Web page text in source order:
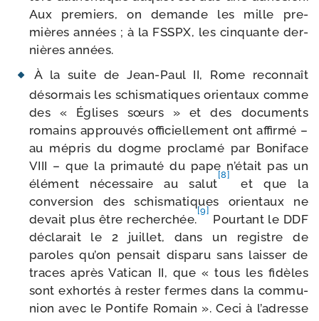
Aux pre­miers, on demande les mille pre­
mières années ; à la FSSPX, les cin­quante der­
nières années.
À la suite de Jean-​Paul II, Rome recon­naît
désor­mais les schis­ma­tiques orien­taux comme
des « Églises sœurs » et des docu­ments
romains approu­vés offi­ciel­le­ment ont affir­mé –
au mépris du dogme pro­cla­mé par Boniface
VIII – que la pri­mau­té du pape n’était pas un
élé­ment néces­saire au salut
[8]
et que la
conver­sion des schis­ma­tiques orien­taux ne
devait plus être recher­chée.
[9]
Pourtant le DDF
décla­rait le 2 juillet, dans un registre de
paroles qu’on pen­sait dis­pa­ru sans lais­ser de
traces après Vatican II, que « tous les fidèles
sont exhor­tés à res­ter fermes dans la com­mu­
nion avec le Pontife Romain ». Ceci à l’adresse